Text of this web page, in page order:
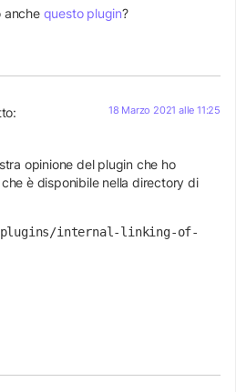
anche questo plugin?
18 Marzo 2021 alle 11:25
opinione del plugin che ho
è disponibile nella directory di
plugins/internal-linking-of-